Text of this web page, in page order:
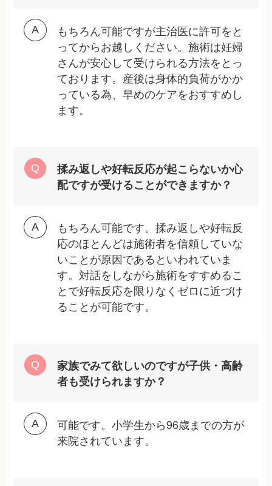
もちろん可能ですが主治医に許可をと
ってからお越しください。施術は妊婦
さんが安心して受けられる方法をとっ
ております。産後は身体的負荷がかか
っている為、早めのケアをおすすめし
ます。
揉み返しや好転反応が起こらないか心
配ですが受けることができますか？
もちろん可能です。揉み返しや好転反
応のほとんどは施術者を信頼していな
いことが原因であるといわれていま
す。対話をしながら施術をすすめるこ
とで好転反応を限りなくゼロに近づけ
ることが可能です。
家族でみて欲しいのですが子供・高齢
者も受けられますか？
可能です。小学生から96歳までの方が
来院されています。